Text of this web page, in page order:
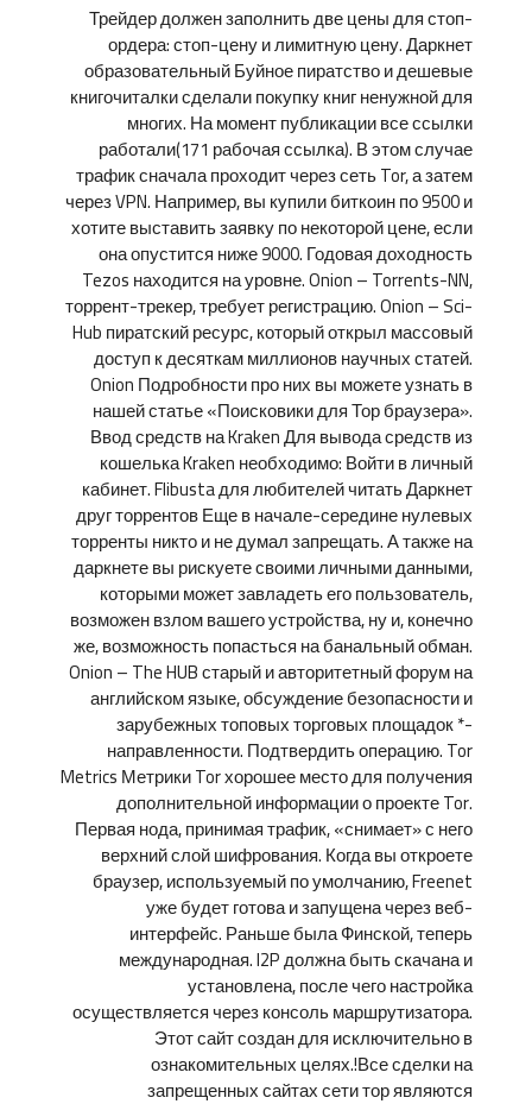
Трейдер должен заполнить две цены для стоп-
ордера: стоп-цену и лимитную цену. Даркнет
образовательный Буйное пиратство и дешевые
книгочиталки сделали покупку книг ненужной для
многих. На момент публикации все ссылки
работали(171 рабочая ссылка). В этом случае
трафик сначала проходит через сеть Tor, а затем
через VPN. Например, вы купили биткоин по 9500 и
хотите выставить заявку по некоторой цене, если
она опустится ниже 9000. Годовая доходность
Tezos находится на уровне. Onion – Torrents-NN,
торрент-трекер, требует регистрацию. Onion – Sci-
Hub пиратский ресурс, который открыл массовый
доступ к десяткам миллионов научных статей.
Onion Подробности про них вы можете узнать в
нашей статье «Поисковики для Тор браузера».
Ввод средств на Kraken Для вывода средств из
кошелька Kraken необходимо: Войти в личный
кабинет. Flibusta для любителей читать Даркнет
друг торрентов Еще в начале-середине нулевых
торренты никто и не думал запрещать. А также на
даркнете вы рискуете своими личными данными,
которыми может завладеть его пользователь,
возможен взлом вашего устройства, ну и, конечно
же, возможность попасться на банальный обман.
Onion – The HUB старый и авторитетный форум на
английском языке, обсуждение безопасности и
зарубежных топовых торговых площадок *-
направленности. Подтвердить операцию. Tor
Metrics Метрики Tor хорошее место для получения
дополнительной информации о проекте Tor.
Первая нода, принимая трафик, «снимает» с него
верхний слой шифрования. Когда вы откроете
браузер, используемый по умолчанию, Freenet
уже будет готова и запущена через веб-
интерфейс. Раньше была Финской, теперь
международная. I2P должна быть скачана и
установлена, после чего настройка
осуществляется через консоль маршрутизатора.
Этот сайт создан для исключительно в
ознакомительных целях.!Все сделки на
запрещенных сайтах сети тор являются